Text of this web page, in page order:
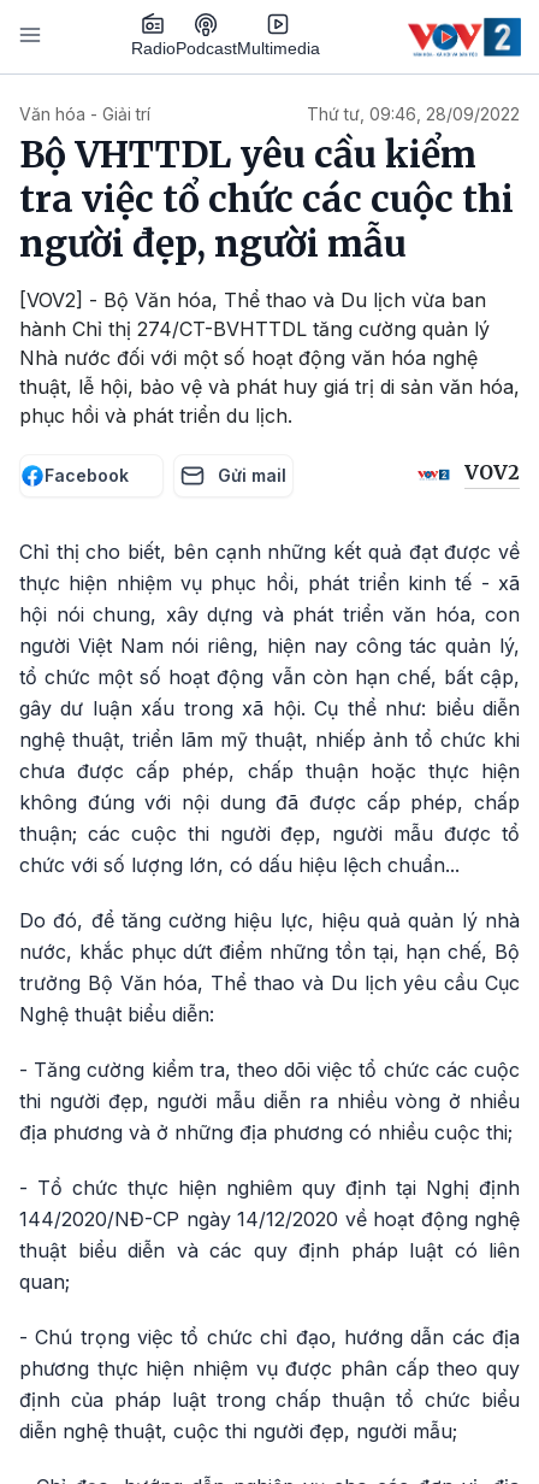
Nhảy đến nội dung
RadioPodcastMultimedia
Văn hóa - Giải trí Thứ tư, 09:46, 28/09/2022
Bộ VHTTDL yêu cầu kiểm
tra việc tổ chức các cuộc thi
người đẹp, người mẫu
[VOV2] - Bộ Văn hóa, Thể thao và Du lịch vừa ban
hành Chỉ thị 274/CT-BVHTTDL tăng cường quản lý
Nhà nước đối với một số hoạt động văn hóa nghệ
thuật, lễ hội, bảo vệ và phát huy giá trị di sản văn hóa,
phục hồi và phát triển du lịch.
Facebook Gửi mail VOV2
Chỉ thị cho biết, bên cạnh những kết quả đạt được về
thực hiện nhiệm vụ phục hồi, phát triển kinh tế - xã
hội nói chung, xây dựng và phát triển văn hóa, con
người Việt Nam nói riêng, hiện nay công tác quản lý,
tổ chức một số hoạt động vẫn còn hạn chế, bất cập,
gây dư luận xấu trong xã hội. Cụ thể như: biểu diễn
nghệ thuật, triển lãm mỹ thuật, nhiếp ảnh tổ chức khi
chưa được cấp phép, chấp thuận hoặc thực hiện
không đúng với nội dung đã được cấp phép, chấp
thuận; các cuộc thi người đẹp, người mẫu được tổ
chức với số lượng lớn, có dấu hiệu lệch chuẩn...
Do đó, để tăng cường hiệu lực, hiệu quả quản lý nhà
nước, khắc phục dứt điểm những tồn tại, hạn chế, Bộ
trưởng Bộ Văn hóa, Thể thao và Du lịch yêu cầu Cục
Nghệ thuật biểu diễn:
- Tăng cường kiểm tra, theo dõi việc tổ chức các cuộc
thi người đẹp, người mẫu diễn ra nhiều vòng ở nhiều
địa phương và ở những địa phương có nhiều cuộc thi;
- Tổ chức thực hiện nghiêm quy định tại Nghị định
144/2020/NĐ-CP ngày 14/12/2020 về hoạt động nghệ
thuật biểu diễn và các quy định pháp luật có liên
quan;
- Chú trọng việc tổ chức chỉ đạo, hướng dẫn các địa
phương thực hiện nhiệm vụ được phân cấp theo quy
định của pháp luật trong chấp thuận tổ chức biểu
diễn nghệ thuật, cuộc thi người đẹp, người mẫu;